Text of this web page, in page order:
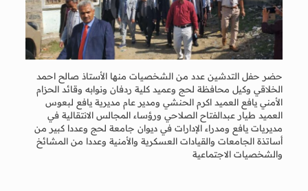
حضر حفل التدشين عدد من الشخصيات منها الأستاذ صالح احمد
الخلاقي وكيل محافظة لحج وعميد كلية ردفان ونوابه وقائد الحزام
الأمني يافع العميد اكرم الحنشي ومدير عام مديرية يافع لبعوس
العميد طيار عبدالفتاح الصلاحي ورؤساء المجالس الانتقالية في
مديريات يافع ومدراء الإدارات في ديوان جامعة لحج وعددا كبير من
أساتذة الجامعات والقيادات العسكرية والأمنية وعددا من المشائخ
والشخصيات الاجتماعية